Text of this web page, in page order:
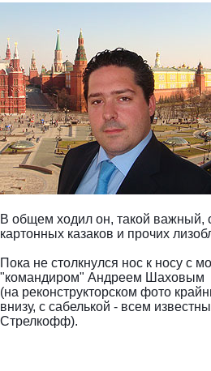
В общем ходил он, такой важный,
картонных казаков и прочих
Пока не столкнулся нос к носу с
"командиром" Андреем Шаховым
(на реконструкторском фото
внизу, с сабелькой - всем
Стрелкофф).